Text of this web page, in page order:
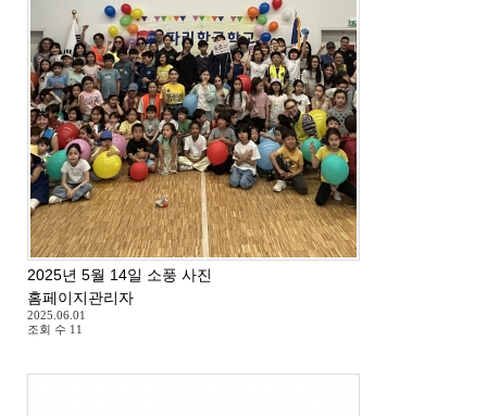
2025년 5월 14일 소풍 사진
홈페이지관리자
2025.06.01
조회 수 11